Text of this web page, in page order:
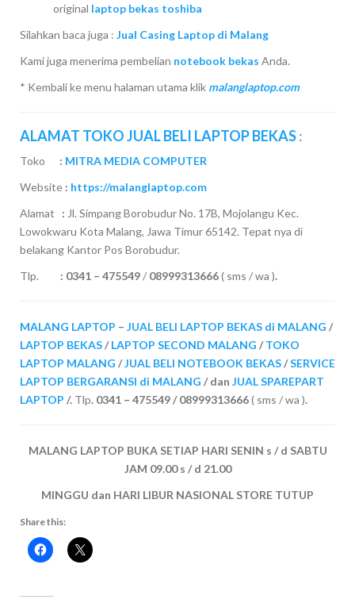
original laptop bekas toshiba
Silahkan baca juga : Jual Casing Laptop di Malang
Kami juga menerima pembelian notebook bekas Anda.
* Kembali ke menu halaman utama klik malanglaptop.com
ALAMAT TOKO JUAL BELI LAPTOP BEKAS:
Toko : MITRA MEDIA COMPUTER
Website : https://malanglaptop.com
Alamat : Jl. Simpang Borobudur No. 17B, Mojolangu Kec.
Lowokwaru Kota Malang, Jawa Timur 65142. Tepat nya di
belakang Kantor Pos Borobudur.
Tlp. : 0341 – 475549/ 08999313666( sms / wa ).
MALANG LAPTOP – JUAL BELI LAPTOP BEKAS di MALANG /
LAPTOP BEKAS/LAPTOP SECOND MALANG /TOKO
LAPTOP MALANG /JUAL BELI NOTEBOOK BEKAS/SERVICE
LAPTOP BERGARANSI di MALANG / dan JUAL SPAREPART
LAPTOP /. Tlp. 0341 – 475549 / 08999313666( sms / wa ).
MALANG LAPTOP BUKA SETIAP HARI SENIN s / d SABTU
JAM 09.00 s / d 21.00
MINGGU dan HARI LIBUR NASIONAL STORE TUTUP
Share this: